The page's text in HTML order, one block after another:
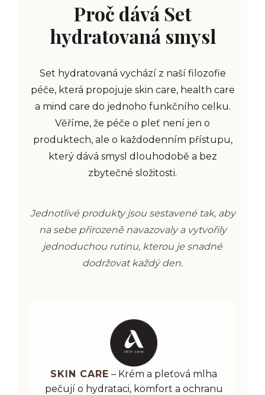
Proč dává Set
hydratovaná smysl
Set hydratovaná vychází z naší filozofie
péče, která propojuje skin care, health care
a mind care do jednoho funkčního celku.
Věříme, že péče o pleť není jen o
produktech, ale o každodenním přístupu,
který dává smysl dlouhodobě a bez
zbytečné složitosti.
Jednotlivé produkty jsou sestavené tak, aby
na sebe přirozeně navazovaly a vytvořily
jednoduchou rutinu, kterou je snadné
dodržovat každý den.
SKIN CARE – Krém a pleťová mlha
pečují o hydrataci, komfort a ochranu